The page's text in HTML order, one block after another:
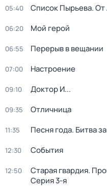
05:40 Список Пырьева.
06:20 Мой герой
06:55 Перерыв в вещании
07:00 Настроение
09:10 Доктор И...
09:35 Отличница
11:35 Песня года. Битва
12:30 События
12:50 Старая гвардия.
Серия 3-я